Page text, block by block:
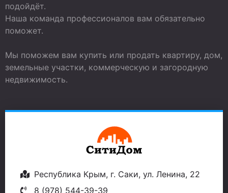
подойдёт.
Наша команда профессионалов вам обязательно
поможет.
Мы поможем вам купить или продать квартиру, дом,
земельные участки, коммерческую и загородную
недвижимость.
Республика Крым, г. Саки, ул. Ленина, 22
8 (978) 544-39-39